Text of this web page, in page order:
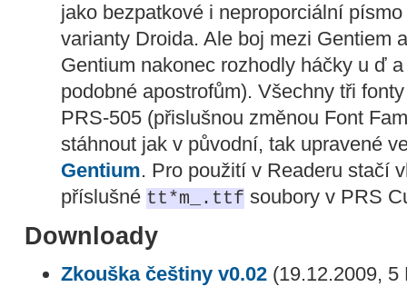
jako bezpatkové i neproporciální
varianty Droida. Ale boj mezi Gentiem
Gentium nakonec rozhodly háčky u ď
podobné apostrofům). Všechny tři
PRS-505 (přislušnou změnou Font
stáhnout jak v původní, tak upravené
Gentium. Pro použití v Readeru stačí
příslušné tt*m_.ttf soubory v PRS
Downloady
Zkouška češtiny v0.02 (19.12.2009, 5